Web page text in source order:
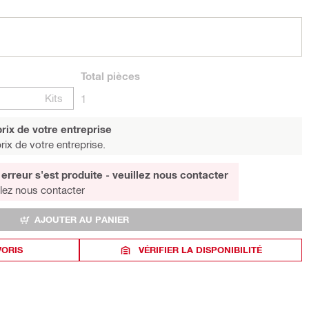
Kits
Total pièces
1
de votre entreprise
de votre entreprise.
s'est produite - veuillez nous contacter
nous contacter
AJOUTER AU PANIER
VÉRIFIER LA DISPONIBILITÉ